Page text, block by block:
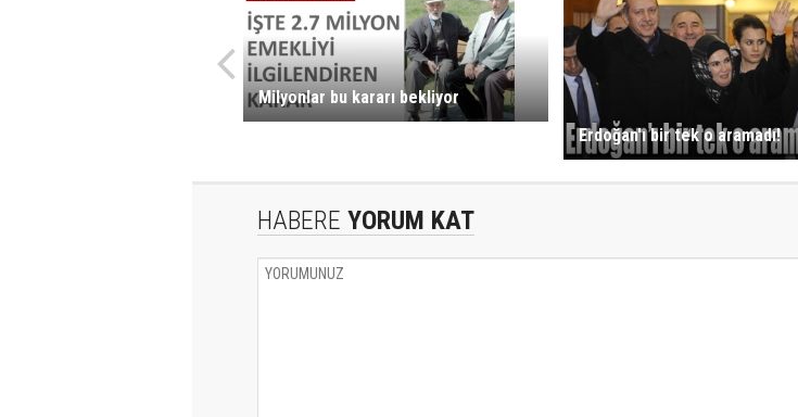
Milyonlar bu kararı bekliyor
Erdoğan'ı bir tek o aramadı!
HABERE YORUM KAT